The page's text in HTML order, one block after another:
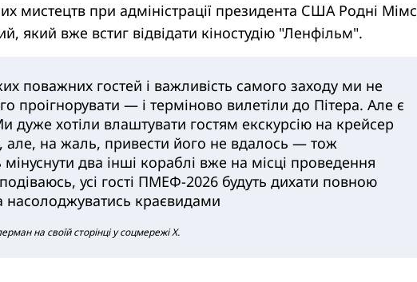
мистецтв при адміністрації президента США Родні Мімс
який вже встиг відвідати кіностудію "Ленфільм".
поважних гостей і важливість самого заходу ми не
проігнорувати — і терміново вилетіли до Пітера. Але є
дуже хотіли влаштувати гостям екскурсію на крейсер
але, на жаль, привести його не вдалось — тож
два інші кораблі вже на місці проведення
усі гості ПМЕФ-2026 будуть дихати повною
насолоджуватись краєвидами
на своїй сторінці у соцмережі Х.